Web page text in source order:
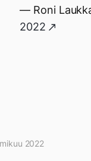
— Roni
2022
2022